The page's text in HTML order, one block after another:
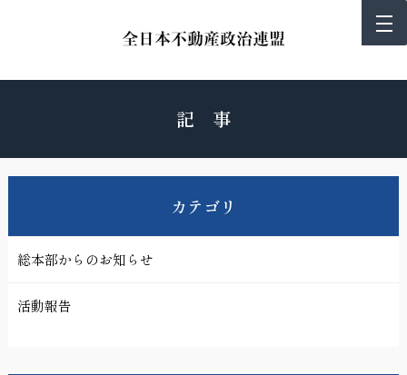
記 事
カテゴリ
総本部からのお知らせ
活動報告